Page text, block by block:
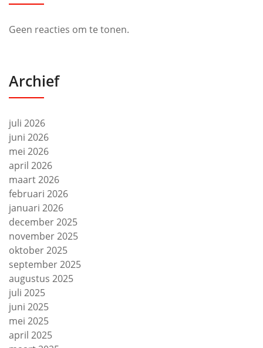
Geen reacties om te tonen.
Archief
juli 2026
juni 2026
mei 2026
april 2026
maart 2026
februari 2026
januari 2026
december 2025
november 2025
oktober 2025
september 2025
augustus 2025
juli 2025
juni 2025
mei 2025
april 2025